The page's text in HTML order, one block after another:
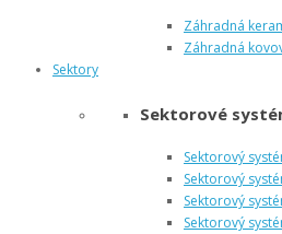
Záhradná
Záhradná
Sektory
Sektorové
Sektorový
Sektorový
Sektorový
Sektorový